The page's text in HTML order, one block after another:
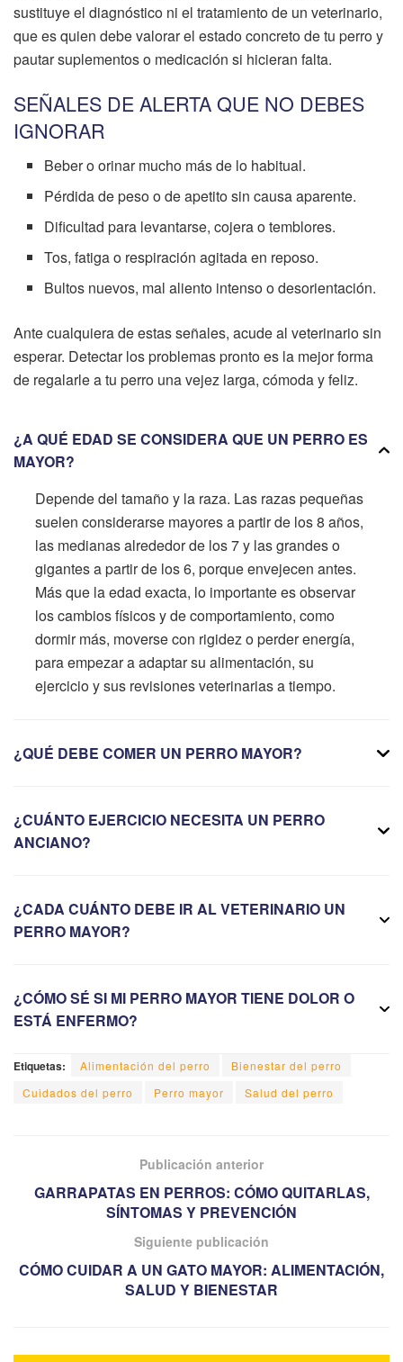
sustituye el diagnóstico ni el tratamiento de un veterinario,
que es quien debe valorar el estado concreto de tu perro y
pautar suplementos o medicación si hicieran falta.
SEÑALES DE ALERTA QUE NO DEBES
IGNORAR
Beber o orinar mucho más de lo habitual.
Pérdida de peso o de apetito sin causa aparente.
Dificultad para levantarse, cojera o temblores.
Tos, fatiga o respiración agitada en reposo.
Bultos nuevos, mal aliento intenso o desorientación.
Ante cualquiera de estas señales, acude al veterinario sin
esperar. Detectar los problemas pronto es la mejor forma
de regalarle a tu perro una vejez larga, cómoda y feliz.
¿A QUÉ EDAD SE CONSIDERA QUE UN PERRO ES
MAYOR?
Depende del tamaño y la raza. Las razas pequeñas
suelen considerarse mayores a partir de los 8 años,
las medianas alrededor de los 7 y las grandes o
gigantes a partir de los 6, porque envejecen antes.
Más que la edad exacta, lo importante es observar
los cambios físicos y de comportamiento, como
dormir más, moverse con rigidez o perder energía,
para empezar a adaptar su alimentación, su
ejercicio y sus revisiones veterinarias a tiempo.
¿QUÉ DEBE COMER UN PERRO MAYOR?
¿CUÁNTO EJERCICIO NECESITA UN PERRO
ANCIANO?
¿CADA CUÁNTO DEBE IR AL VETERINARIO UN
PERRO MAYOR?
¿CÓMO SÉ SI MI PERRO MAYOR TIENE DOLOR O
ESTÁ ENFERMO?
Etiquetas: Alimentación del perro
Bienestar del perro
Cuidados del perro
Perro mayor Salud del perro
Publicación anterior
GARRAPATAS EN PERROS: CÓMO QUITARLAS,
SÍNTOMAS Y PREVENCIÓN
Siguiente publicación
CÓMO CUIDAR A UN GATO MAYOR: ALIMENTACIÓN,
SALUD Y BIENESTAR